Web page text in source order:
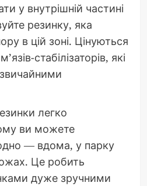
у внутрішній частині
резинку, яка
в цій зоні. Цінуються
стабілізаторів, які
легко
ви можете
— вдома, у парку
Це робить
дуже зручними